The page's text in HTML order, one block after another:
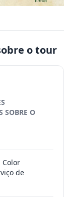
o tour
SOBRE O
Color
de